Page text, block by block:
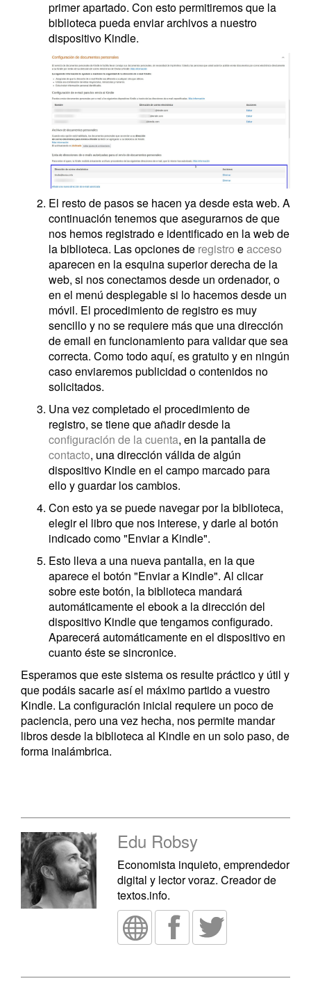
primer apartado. Con esto permitiremos que la
biblioteca pueda enviar archivos a nuestro
dispositivo Kindle.
El resto de pasos se hacen ya desde esta web. A
continuación tenemos que asegurarnos de que
nos hemos registrado e identificado en la web de
la biblioteca. Las opciones de registro eacceso
aparecen en la esquina superior derecha de la
web, si nos conectamos desde un ordenador, o
en el menú desplegable si lo hacemos desde un
móvil. El procedimiento de registro es muy
sencillo y no se requiere más que una dirección
de email en funcionamiento para validar que sea
correcta. Como todo aquí, es gratuito y en ningún
caso enviaremos publicidad o contenidos no
solicitados.
Una vez completado el procedimiento de
registro, se tiene que añadir desde la
configuración de la cuenta, en la pantalla de
contacto, una dirección válida de algún
dispositivo Kindle en el campo marcado para
ello y guardar los cambios.
Con esto ya se puede navegar por la biblioteca,
elegir el libro que nos interese, y darle al botón
indicado como "Enviar a Kindle".
Esto lleva a una nueva pantalla, en la que
aparece el botón "Enviar a Kindle". Al clicar
sobre este botón, la biblioteca mandará
automáticamente el ebook a la dirección del
dispositivo Kindle que tengamos configurado.
Aparecerá automáticamente en el dispositivo en
cuanto éste se sincronice.
Esperamos que este sistema os resulte práctico y útil y
que podáis sacarle así el máximo partido a vuestro
Kindle. La configuración inicial requiere un poco de
paciencia, pero una vez hecha, nos permite mandar
libros desde la biblioteca al Kindle en un solo paso, de
forma inalámbrica.
Edu Robsy
Economista inquieto, emprendedor
digital y lector voraz. Creador de
textos.info.